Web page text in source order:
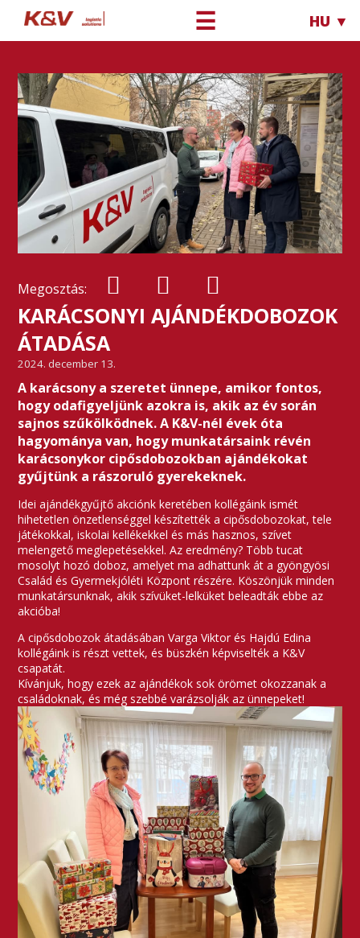
☰ HU ▼
Megosztás:
KARÁCSONYI AJÁNDÉKDOBOZOK
ÁTADÁSA
2024. december 13.
A karácsony a szeretet ünnepe, amikor fontos,
hogy odafigyeljünk azokra is, akik az év során
sajnos szűkölködnek. A K&V-nél évek óta
hagyománya van, hogy munkatársaink révén
karácsonykor cipősdobozokban ajándékokat
gyűjtünk a rászoruló gyerekeknek.
Idei ajándékgyűjtő akciónk keretében kollégáink ismét
hihetetlen önzetlenséggel készítették a cipősdobozokat, tele
játékokkal, iskolai kellékekkel és más hasznos, szívet
melengető meglepetésekkel. Az eredmény? Több tucat
mosolyt hozó doboz, amelyet ma adhattunk át a gyöngyösi
Család és Gyermekjóléti Központ részére. Köszönjük minden
munkatársunknak, akik szívüket-lelküket beleadták ebbe az
akcióba!
A cipősdobozok átadásában Varga Viktor és Hajdú Edina
kollégáink is részt vettek, és büszkén képviselték a K&V
csapatát.
Kívánjuk, hogy ezek az ajándékok sok örömet okozzanak a
családoknak, és még szebbé varázsolják az ünnepeket!